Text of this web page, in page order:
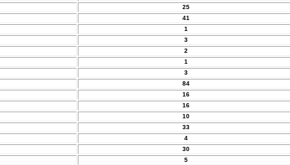
25
41
1
3
2
1
3
84
16
16
10
33
4
30
5